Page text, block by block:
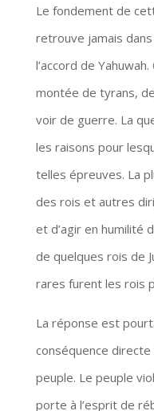
Le fondement de
retrouve jamais
l’accord de
montée de tyrans,
voir de guerre. La
les raisons pour
telles épreuves. La
des rois et autres
et d’agir en humilité
de quelques rois de
rares furent les rois
La réponse est
conséquence
peuple. Le peuple
porte à l’esprit de